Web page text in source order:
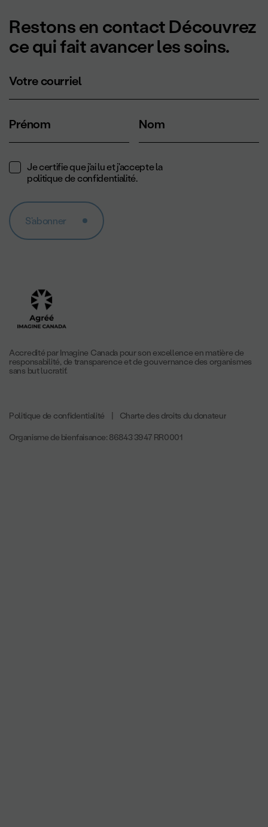
Restons en contact Découvrez
ce qui fait avancer les soins.
Votre courriel
Prénom Nom
Je certifie que j'ai lu et j'accepte la
politique de confidentialité.
S'abonner
Accredité par Imagine Canada pour son excellence en matière de
responsabilité, de transparence et de gouvernance des organismes
sans but lucratif.
Politique de confidentialité |
Charte des droits du donateur
Organisme de bienfaisance: 86843 3947 RR0001